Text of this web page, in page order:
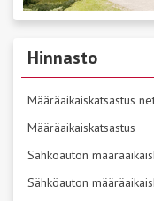
Hinnasto
Määräaikaiskatsastus
Määräaikaiskatsastus
Sähköauton
Sähköauton